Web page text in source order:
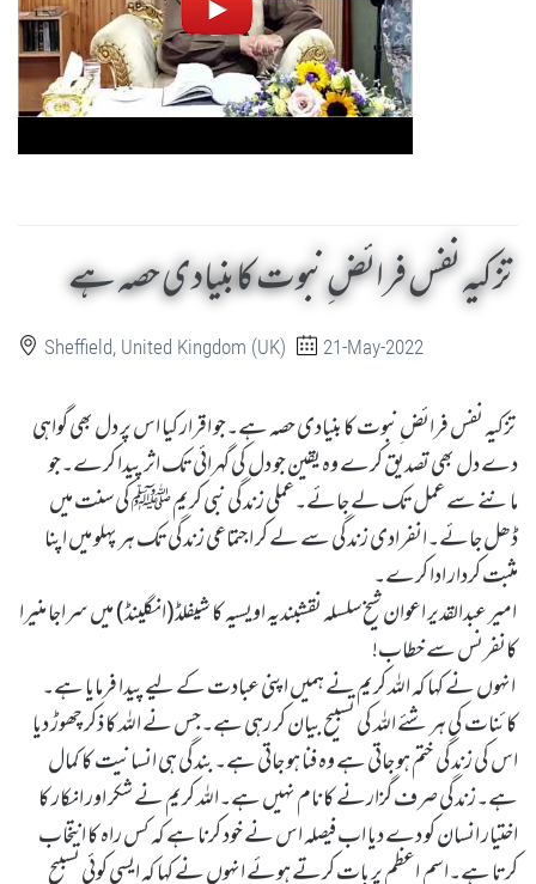
تزکیہ نفس فرائض ِنبوت کا بنیادی حصہ ہے
Sheffield, United Kingdom (UK) 21-May-2022
تزکیہ نفس فرائض ِنبوت کا بنیادی حصہ ہے۔جو اقرار کیا اس پر دل بھی گواہی
دے دل بھی تصدیق کرے وہ یقین جو دل کی گہرائی تک اثر پیدا کرے۔جو
ماننے سے عمل تک لے جائے۔عملی زندگی نبی کریم ﷺ کی سنت میں
ڈھل جائے۔انفرادی زندگی سے لے کر اجتماعی زندگی تک ہر پہلو میں اپنا
مثبت کردار ادا کرے۔
امیر عبدالقدیر اعوان شیخ سلسلہ نقشبندیہ اویسیہ کا شیفلڈ(انگلینڈ) میں سراجا منیرا
کانفرنس سے خطاب!
انہوں نے کہا کہ اللہ کریم نے ہمیں اپنی عبادت کے لیے پیدا فرمایا ہے۔
کائنات کی ہر شئے اللہ کی تسبیح بیان کر رہی ہے۔جس نے اللہ کا ذکر چھوڑ دیا
اس کی زندگی ختم ہو جاتی ہے وہ فنا ہو جاتی ہے۔بندگی ہی انسانیت کا کمال
ہے۔زندگی صرف گزارنے کا نام نہیں ہے۔اللہ کریم نے شکر اور انکار کا
اختیار انسان کو دے دیا اب فیصلہ اس نے خود کرنا ہے کہ کس راہ کا انتخاب
کرتا ہے۔اسم ِ اعظم پر بات کرتے ہوئے انہوں نے کہا کہ ایسی کوئی تسبیح